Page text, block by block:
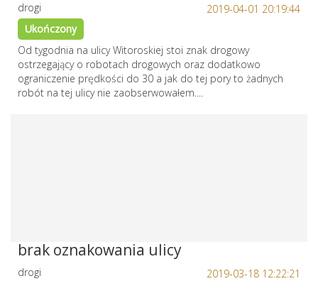
2019-04-01 20:19:44
drogi
Ukończony
Od tygodnia na ulicy Witoroskiej stoi znak drogowy
ostrzegający o robotach drogowych oraz dodatkowo
ograniczenie prędkości do 30 a jak do tej pory to żadnych
robót na tej ulicy nie zaobserwowałem....
brak oznakowania ulicy
2019-03-18 12:22:21
drogi